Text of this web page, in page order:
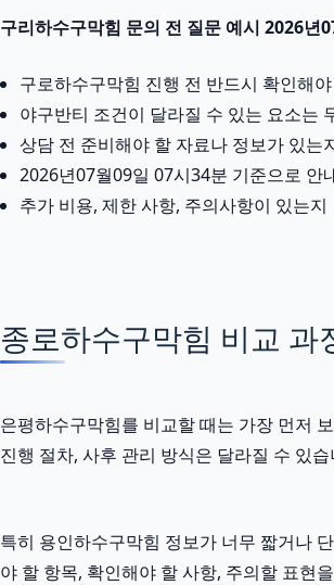
구리하수구막힘 문의 전 질문 예시 2026년
구로하수구막힘 진행 전 반드시 확인해
야구반티 조건이 달라질 수 있는 요소는
상담 전 준비해야 할 자료나 정보가 있는
2026년07월09일 07시34분 기준으로 안
추가 비용, 제한 사항, 주의사항이 있는지
종로하수구막힘 비교 과
은평하수구막힘를 비교할 때는 가장 먼저
진행 절차, 사후 관리 방식은 달라질 수 있
특히 용인하수구막힘 정보가 너무 짧거나
야 할 항목, 확인해야 할 사항, 주의할 표현